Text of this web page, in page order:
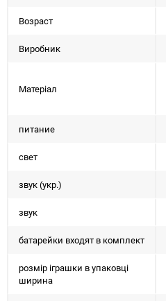
Возраст
Виробник
Матеріал
питание
свет
звук (укр.)
звук
батарейки входят в комплект
розмір іграшки в упаковці
ширина